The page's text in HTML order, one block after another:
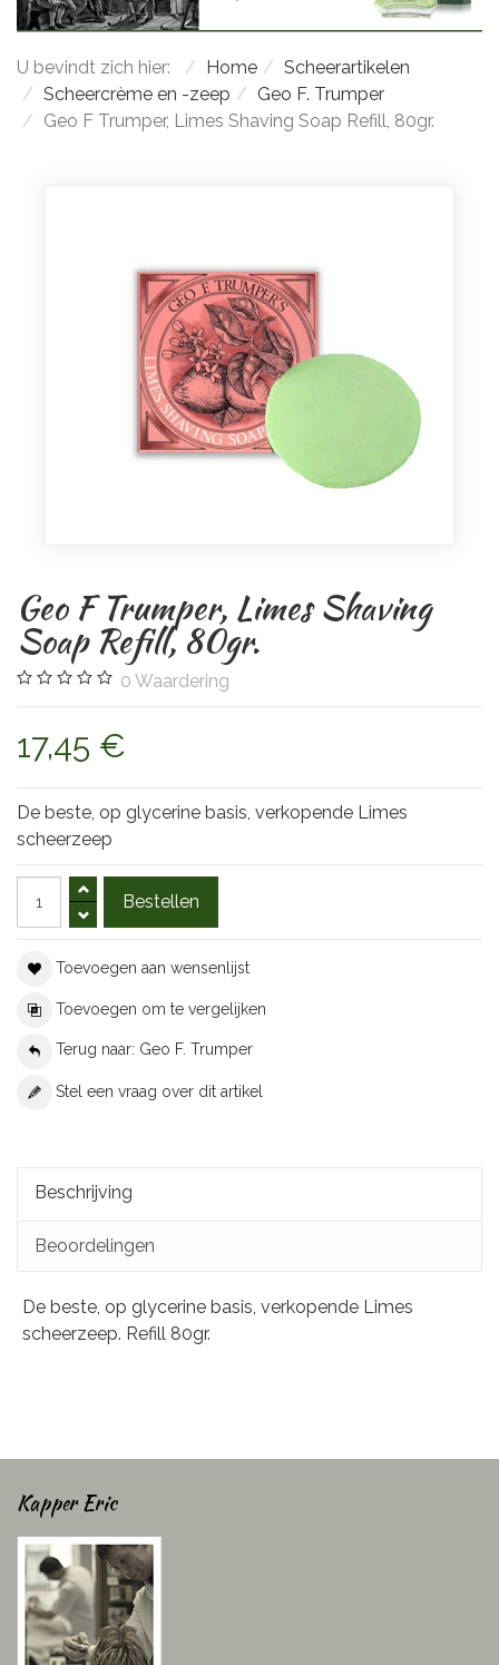
U bevindt zich hier: Home
Scheerartikelen
Scheercrème en -zeep
Geo F. Trumper
Geo F Trumper, Limes Shaving Soap Refill, 80gr.
Geo F Trumper, Limes Shaving
Soap Refill, 80gr.
0 Waardering
17,45 €
De beste, op glycerine basis, verkopende Limes
scheerzeep
Toevoegen aan wensenlijst
Toevoegen om te vergelijken
Terug naar: Geo F. Trumper
Stel een vraag over dit artikel
Beschrijving
Beoordelingen
De beste, op glycerine basis, verkopende Limes
scheerzeep. Refill 80gr.
Kapper Eric